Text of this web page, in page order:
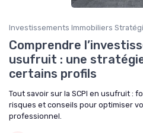
Investissements Immobiliers
Comprendre
usufruit : une
certains profils
Tout savoir sur la SCPI en usufruit :
risques et conseils pour optimiser
professionnel.